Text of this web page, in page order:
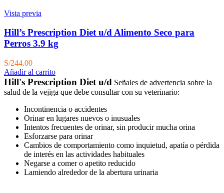
Vista previa
Hill’s Prescription Diet u/d Alimento Seco para
Perros 3.9 kg
S/244.00
Añadir al carrito
Hill's Prescription Diet u/d Señales de advertencia sobre la
salud de la vejiga que debe consultar con su veterinario:
Incontinencia o accidentes
Orinar en lugares nuevos o inusuales
Intentos frecuentes de orinar, sin producir mucha orina
Esforzarse para orinar
Cambios de comportamiento como inquietud, apatía o pérdida
de interés en las actividades habituales
Negarse a comer o apetito reducido
Lamiendo alrededor de la abertura urinaria